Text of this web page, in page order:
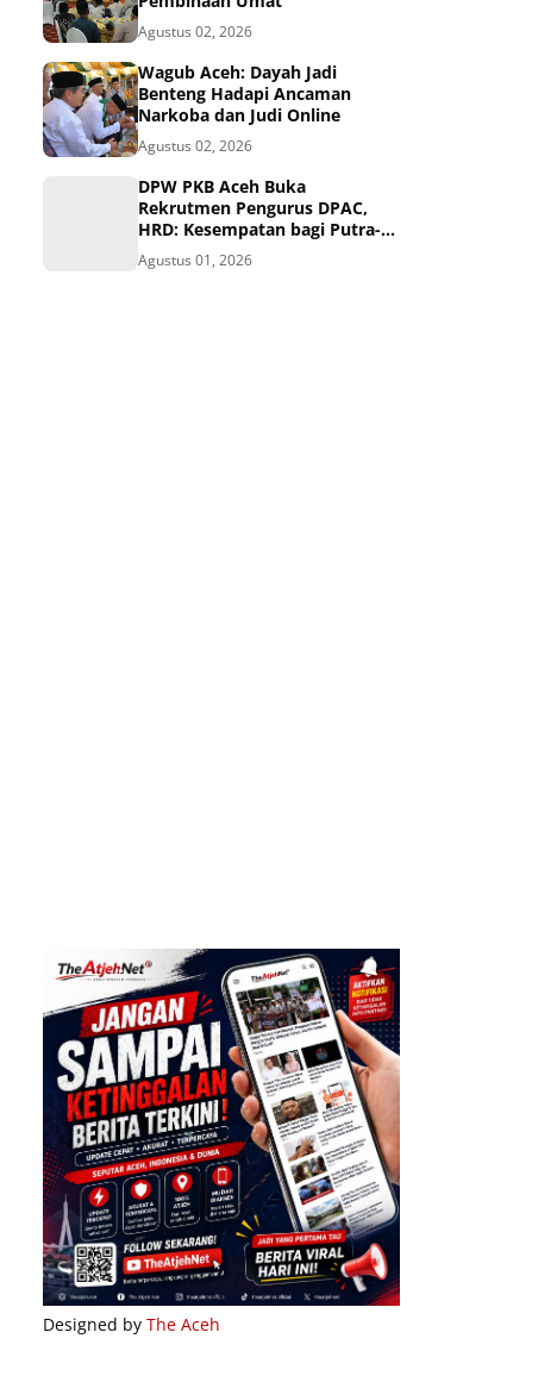
Agustus 02, 2026
Wagub Aceh: Dayah Jadi
Benteng Hadapi Ancaman
Narkoba dan Judi Online
Agustus 02, 2026
DPW PKB Aceh Buka
Rekrutmen Pengurus DPAC,
HRD: Kesempatan bagi Putra-
Putri Terbaik Aceh
Agustus 01, 2026
Designed by The Aceh